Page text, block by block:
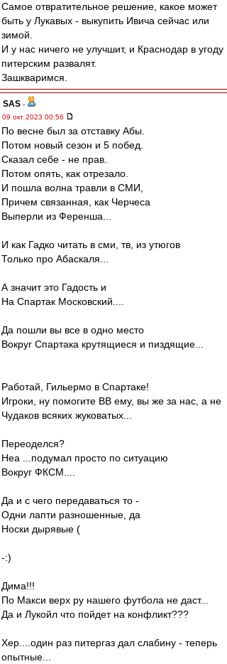
Самое отвратительное решение, какое может
быть у Лукавых - выкупить Ивича сейчас или
зимой.
И у нас ничего не улучшит, и Краснодар в угоду
питерским развалят.
Зашкваримся.
SAS -
09 окт 2023 00:56
По весне был за отставку Абы.
Потом новый сезон и 5 побед.
Сказал себе - не прав.
Потом опять, как отрезало.
И пошла волна травли в СМИ,
Причем связанная, как Черчеса
Выперли из Ференша...
И как Гадко читать в сми, тв, из утюгов
Только про Абаскаля...
А значит это Гадость и
На Спартак Московский....
Да пошли вы все в одно место
Вокруг Спартака крутящиеся и пиздящие...
Работай, Гильермо в Спартаке!
Игроки, ну помогите ВВ ему, вы же за нас, а не
Чудаков всяких жуковатых...
Переоделся?
Неа ...подумал просто по ситуацию
Вокруг ФКСМ....
Да и с чего передаваться то -
Одни лапти разношенные, да
Носки дырявые (
-:)
Дима!!!
По Макси верх ру нашего футбола не даст...
Да и Лукойл что пойдет на конфликт???
Хер....один раз питергаз дал слабину - теперь
опытные...